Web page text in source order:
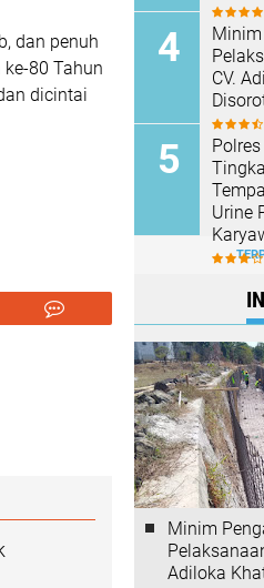
dan penuh
80 Tahun
dicintai
Minim
CV.
Urine
Minim
Adiloka